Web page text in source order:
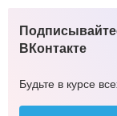
ВКонтакте
Будьте в курсе